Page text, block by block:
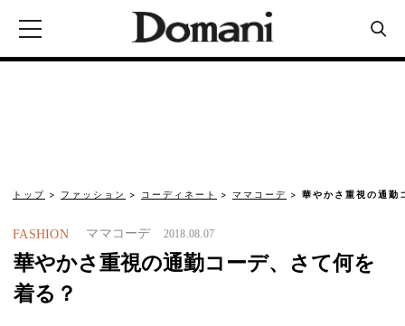
トップ ファッション コーディネート ママコーデ 華やかさ重視の通勤
FASHION ママコーデ 2018.08.07
華やかさ重視の通勤コーデ、さて何を
着る？